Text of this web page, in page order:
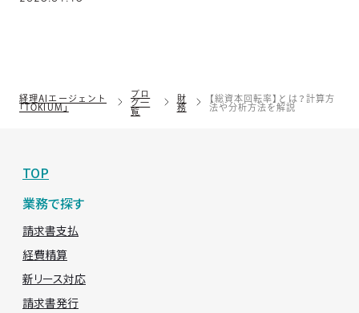
経理AIエージェント
「TOKIUM」
ブロ
グ一
覧
財
務
【総資本回転率】とは？計算方
法や分析方法を解説
TOP
業務で探す
請求書支払
経費精算
新リース対応
請求書発行